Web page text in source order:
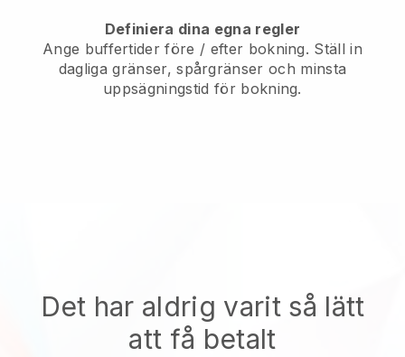
Definiera dina egna regler
Ange buffertider före / efter bokning. Ställ in
dagliga gränser, spårgränser och minsta
uppsägningstid för bokning.
Det har aldrig varit så lätt
att få betalt